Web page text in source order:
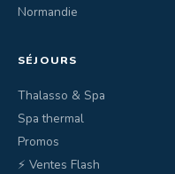
Normandie
SÉJOURS
Thalasso & Spa
Spa thermal
Promos
⚡ Ventes Flash